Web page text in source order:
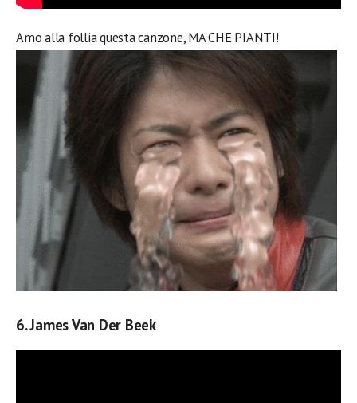
Amo alla follia questa canzone, MA CHE PIANTI!
6. James Van Der Beek